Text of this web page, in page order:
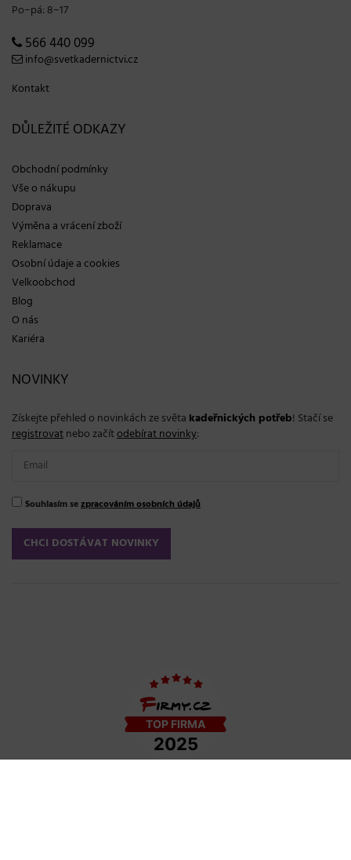
Po−pá: 8−17
566 440 099
info@svetkadernictvi.cz
Kontakt
DŮLEŽITÉ ODKAZY
Obchodní podmínky
Vše o nákupu
Doprava
Výměna a vrácení zboží
Reklamace
Osobní údaje a cookies
Velkoobchod
Blog
O nás
Kariéra
NOVINKY
Získejte přehled o novinkách ze světa kadeřnických potřeb! Stačí se
registrovatnebo začítodebírat novinky:
Souhlasím sezpracováním osobních údajů